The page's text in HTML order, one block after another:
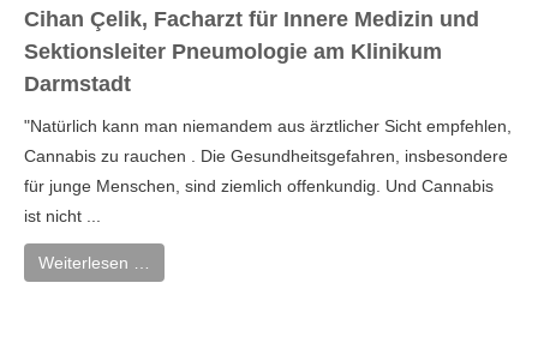
Cihan Çelik, Facharzt für Innere Medizin und
Sektionsleiter Pneumologie am Klinikum
Darmstadt
"Natürlich kann man niemandem aus ärztlicher Sicht empfehlen,
Cannabis zu rauchen . Die Gesundheitsgefahren, insbesondere
für junge Menschen, sind ziemlich offenkundig. Und Cannabis
ist nicht ...
Weiterlesen …